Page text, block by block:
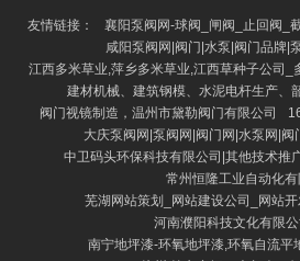
友情链接：
襄阳泵阀网-球阀_闸阀_止回阀_
咸阳泵阀网|阀门|水泵|阀门品牌|
江西多米草业,萍乡多米草业,江西草种子公司_
建材机械、建筑钢模、水泥电杆生产、
阀门视镜制造，温州市黛勒阀门有限公司
大庆泵阀网|泵阀网|阀门网|水泵网|阀
中卫码头环保科技有限公司|其他技术推
常州恒隆工业自动化有
芜湖网站策划_网站建设公司_网站
河南濮阳科技文化有限
南宁地坪漆-环氧地坪漆,环氧自流平